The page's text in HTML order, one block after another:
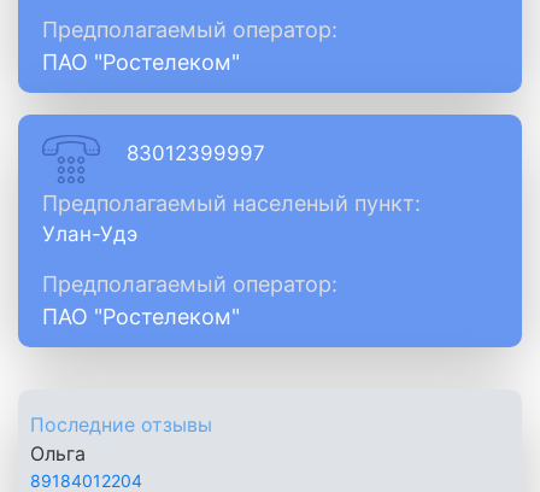
Предполагаемый оператор:
ПАО "Ростелеком"
83012399997
Предполагаемый населеный пункт:
Улан-Удэ
Предполагаемый оператор:
ПАО "Ростелеком"
Последние отзывы
Ольга
89184012204